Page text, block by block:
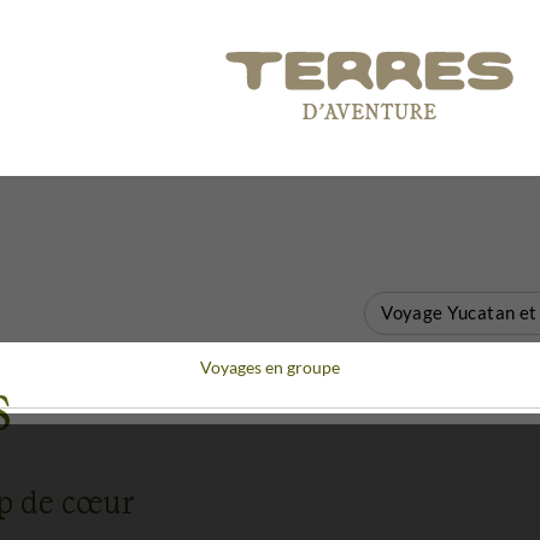
Voyages en groupe
Voyage Yucatan
de cœur